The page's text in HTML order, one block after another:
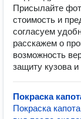
Присылайте
стоимость и
согласуем
расскажем о
возможность
защиту кузова
Покраска
Покраска